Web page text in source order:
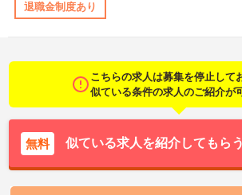
退職金制度あり
こちらの求人は募集を停止して
似ている条件の求人のご紹介が
無料 似ている求人を紹介してもらう